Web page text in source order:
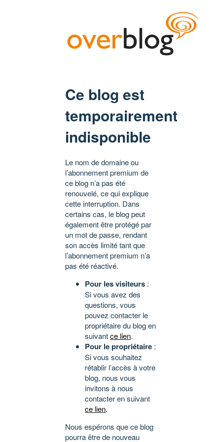
Ce blog est
temporairement
indisponible
Le nom de domaine ou
l’abonnement premium de
ce blog n’a pas été
renouvelé, ce qui explique
cette interruption. Dans
certains cas, le blog peut
également être protégé par
un mot de passe, rendant
son accès limité tant que
l’abonnement premium n’a
pas été réactivé.
Pour les visiteurs :
Si vous avez des
questions, vous
pouvez contacter le
propriétaire du blog en
suivantce lien.
Pour le propriétaire :
Si vous souhaitez
rétablir l’accès à votre
blog, nous vous
invitons à nous
contacter en suivant
ce lien.
Nous espérons que ce blog
pourra être de nouveau